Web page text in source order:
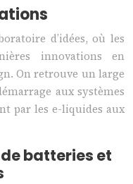
d’idées, où les
innovations en
On retrouve un large
aux systèmes
par les e-liquides aux
batteries et